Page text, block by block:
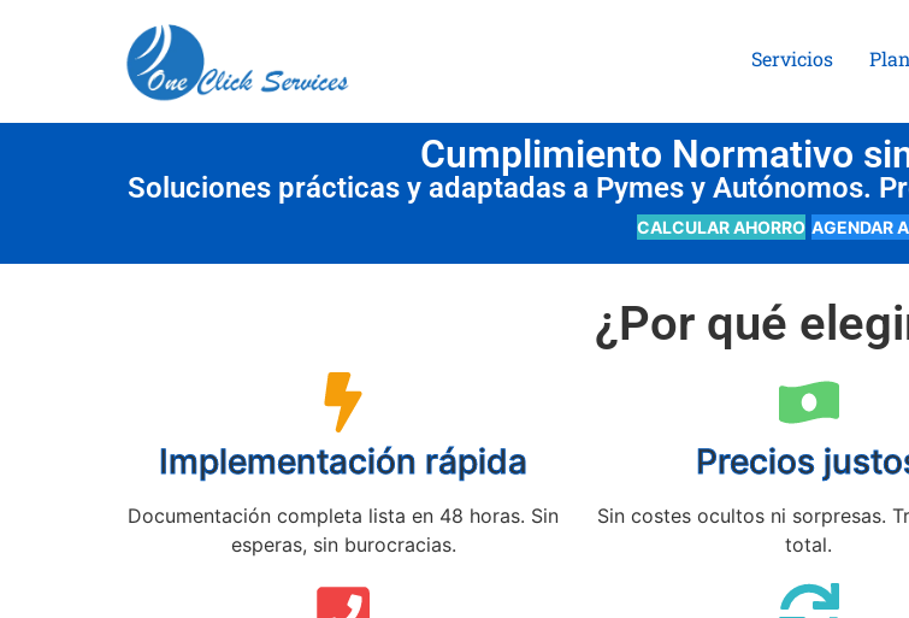
Servicios
Cumplimiento Normativo
Soluciones prácticas y adaptadas a Pymes y Autónomos.
CALCULAR AHORRO AGENDAR
¿Por qué
Implementación rápida
Documentación completa lista en 48 horas. Sin
esperas, sin burocracias.
Precios
Sin costes ocultos ni sorpresas.
total.